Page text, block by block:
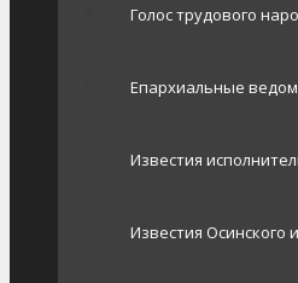
Голос трудового
Епархиальные
Известия
Известия Осинского